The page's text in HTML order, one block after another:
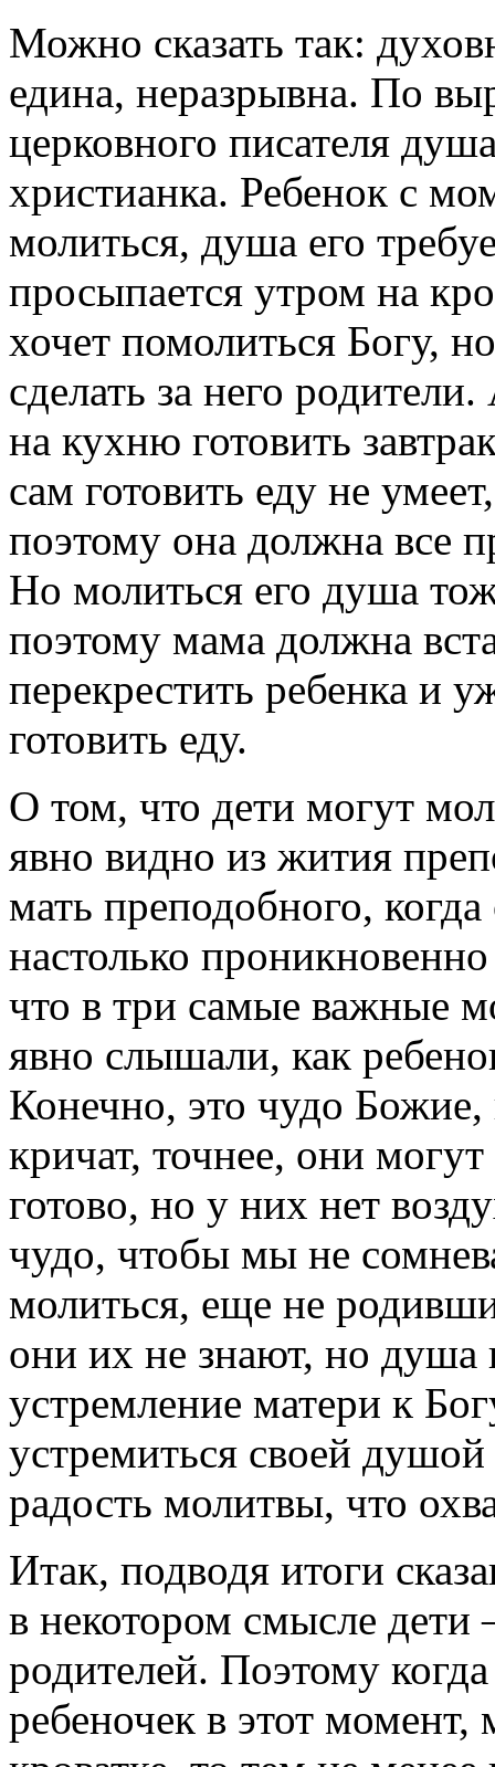
Можно сказать так:
едина, неразрывна. По
церковного писателя
христианка. Ребенок с
молиться, душа его
просыпается утром на
хочет помолиться Богу,
сделать за него
на кухню готовить
сам готовить еду не
поэтому она должна все
Но молиться его душа
поэтому мама должна
перекрестить ребенка и
готовить еду.
О том, что дети могут
явно видно из жития
мать преподобного,
настолько
что в три самые важные
явно слышали, как
Конечно, это чудо Божие,
кричат, точнее, они
готово, но у них нет
чудо, чтобы мы не
молиться, еще не
они их не знают, но душа
устремление матери к
устремиться своей
радость молитвы, что
Итак, подводя итоги
в некотором смысле
родителей. Поэтому
ребеночек в этот